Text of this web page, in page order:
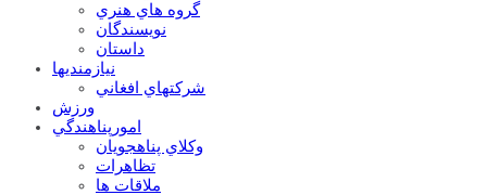
گروه هاي هنري
نويسندگان
داستان
نيازمنديها
شرکتهاي افغاني
ورزش
امورپناهندگي
وکلاي پناهجويان
تظاهرات
ملاقات ها